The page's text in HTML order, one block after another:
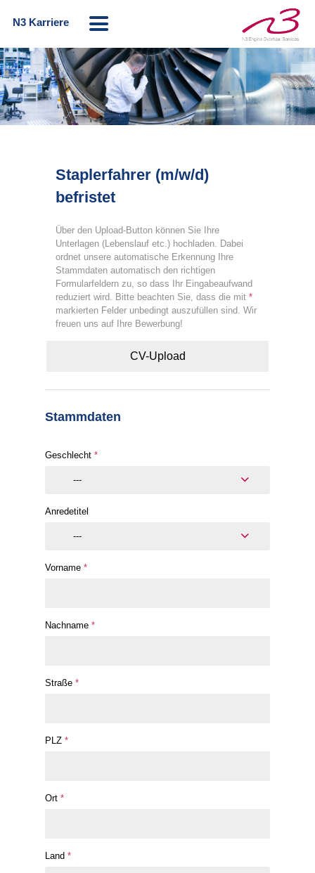
N3 Karriere
Staplerfahrer (m/w/d)
befristet
Über den Upload-Button können Sie Ihre
Unterlagen (Lebenslauf etc.) hochladen. Dabei
ordnet unsere automatische Erkennung Ihre
Stammdaten automatisch den richtigen
Formularfeldern zu, so dass Ihr Eingabeaufwand
reduziert wird. Bitte beachten Sie, dass die mit *
markierten Felder unbedingt auszufüllen sind. Wir
freuen uns auf Ihre Bewerbung!
CV-Upload
Stammdaten
Geschlecht *
---
Anredetitel
---
Vorname *
Nachname *
Straße *
PLZ *
Ort *
Land *